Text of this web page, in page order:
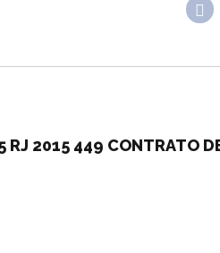
RJ 2015 449 CONTRATO